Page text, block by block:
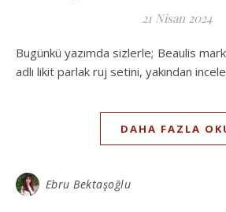
21 Nisan 2024
Bugünkü yazımda sizlerle; Beaulis markasının, 262 Charming
adlı likit parlak ruj setini, yakından
DAHA FAZLA
Ebru Bektaşoğlu